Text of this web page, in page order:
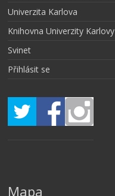
Univerzita Karlova
Knihovna Univerzity Karlovy
Svinet
Přihlásit se
Mapa